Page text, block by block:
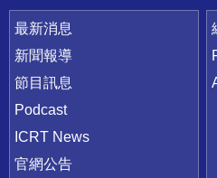
最新消息
新聞報導
節目訊息
Podcast
ICRT News
官網公告